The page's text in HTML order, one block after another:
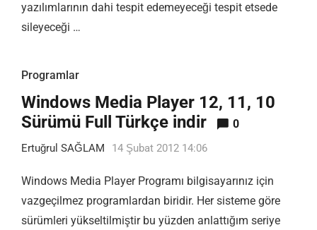
yazılımlarının dahi tespit edemeyeceği tespit etsede
sileyeceği …
Programlar
Windows Media Player 12, 11, 10
Sürümü Full Türkçe indir
0
Ertuğrul SAĞLAM 14 Şubat 2012 14:06
Windows Media Player Programı bilgisayarınız için
vazgeçilmez programlardan biridir. Her sisteme göre
sürümleri yükseltilmiştir bu yüzden anlattığım seriye